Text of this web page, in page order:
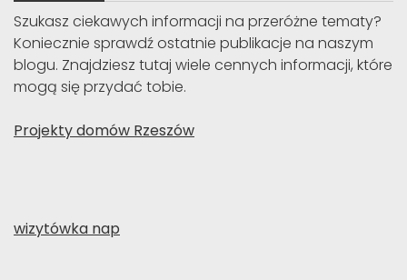
Szukasz ciekawych informacji na przeróżne tematy?
Koniecznie sprawdź ostatnie publikacje na naszym
blogu. Znajdziesz tutaj wiele cennych informacji, które
mogą się przydać tobie.
Projekty domów Rzeszów
wizytówka nap